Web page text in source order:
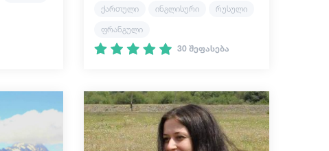
ქართული ინგლისური
რუსული
ფრანგული
30 შეფასება